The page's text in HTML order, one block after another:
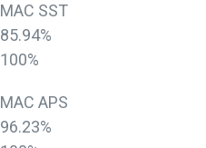
MAC SST
85.94%
100%
MAC APS
96.23%